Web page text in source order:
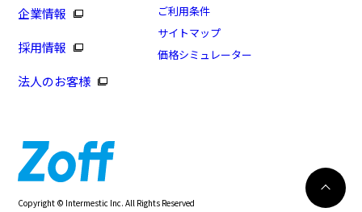
商品番号：ZJ221034-14E1/フレームカラー：ブラック/
単価：￥7,040
※商品が再入荷された際にメールでお知らせします。
※本サービスは商品の購入をお約束するものではありません。
※ご希望の商品が再入荷しない場合もございますので予めご了承ください。
※「再入荷お知らせメール」はZoffオンラインストアで取り扱っている商品が対象
再入荷のお知らせ
企業情報
採用情報
法人のお客様
ご利用条件
サイトマップ
価格シミュレーター
Copyright © Intermestic Inc. All Rights Reserved